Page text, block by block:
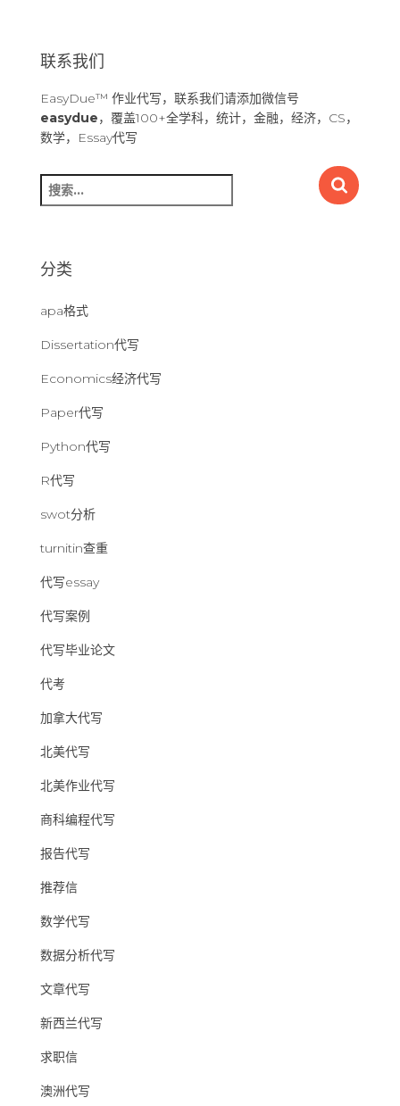
联系我们
EasyDue™ 作业代写，联系我们请添加微信号
easydue，覆盖100+全学科，统计，金融，经济，CS，
数学，Essay代写
搜
索
分类
apa格式
Dissertation代写
Economics经济代写
Paper代写
Python代写
R代写
swot分析
turnitin查重
代写essay
代写案例
代写毕业论文
代考
加拿大代写
北美代写
北美作业代写
商科编程代写
报告代写
推荐信
数学代写
数据分析代写
文章代写
新西兰代写
求职信
澳洲代写